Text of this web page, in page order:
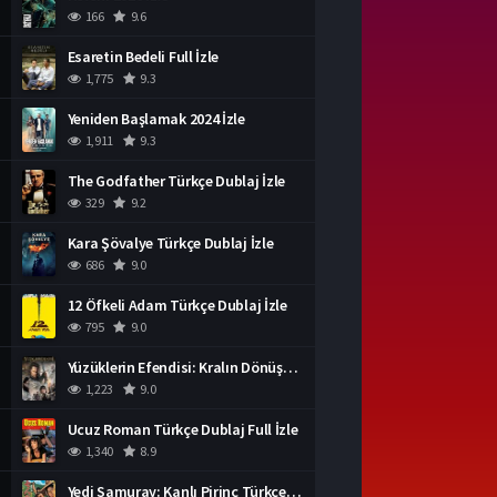
166 9.6
Esaretin Bedeli Full İzle
1,775 9.3
Yeniden Başlamak 2024 İzle
1,911 9.3
The Godfather Türkçe Dublaj İzle
329 9.2
Kara Şövalye Türkçe Dublaj İzle
686 9.0
12 Öfkeli Adam Türkçe Dublaj İzle
795 9.0
Yüzüklerin Efendisi: Kralın Dönüşü İzle
1,223 9.0
Ucuz Roman Türkçe Dublaj Full İzle
1,340 8.9
Yedi Samuray: Kanlı Pirinç Türkçe Dublaj İzle